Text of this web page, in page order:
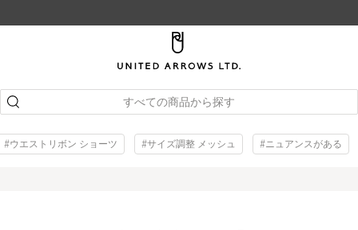
すべての商品から探す
#ウエストリボン ショーツ #サイズ調整 メッシュ #ニュアンスがある